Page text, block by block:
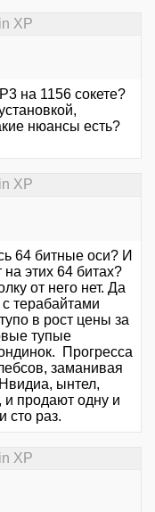
XP
на 1156 сокете?
нюансы есть?
XP
64 битные оси? И
этих 64 битах?
от него нет. Да
с терабайтами
в рост цены за
тупые
Прогресса
заманивая
ынтел,
и продают одну и
сто раз.
XP